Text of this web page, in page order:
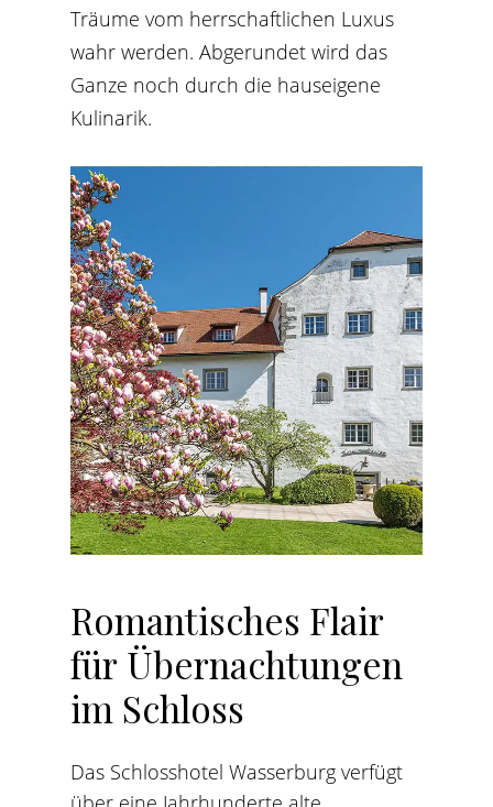
Träume vom herrschaftlichen Luxus
wahr werden. Abgerundet wird das
Ganze noch durch die hauseigene
Kulinarik.
Romantisches Flair
für Übernachtungen
im Schloss
Das Schlosshotel Wasserburg verfügt